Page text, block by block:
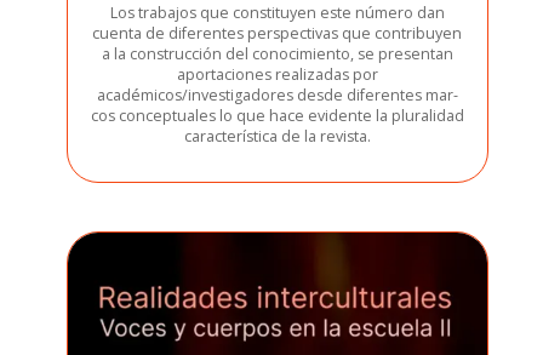
Los tra­ba­jos que cons­ti­tu­yen este núme­ro dan
cuen­ta de dife­ren­tes pers­pec­ti­vas que con­tri­bu­yen
a la cons­truc­ción del cono­ci­mien­to, se pre­sen­tan
apor­ta­cio­nes rea­li­za­das por
académicos/investigadores des­de dife­ren­tes mar­
cos con­cep­tua­les lo que hace evi­den­te la plu­ra­li­dad
carac­te­rís­ti­ca de la revis­ta.